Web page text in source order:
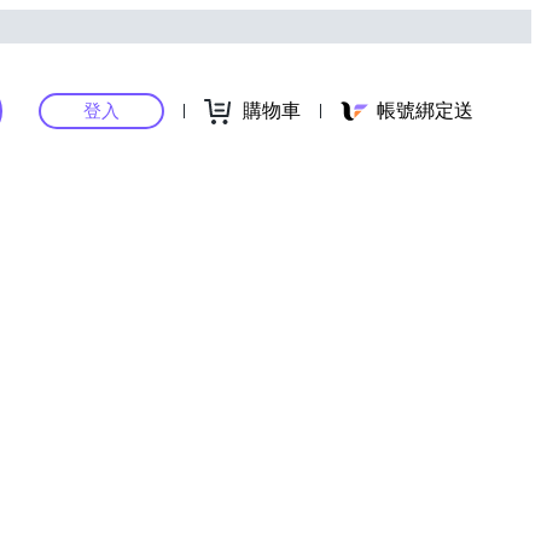
登入 購物車 帳號綁定送